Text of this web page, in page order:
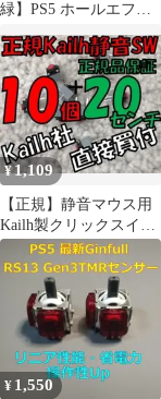
緑】PS5 ホールエフェ
クセンサー
¥1,109
【正規】静音マウス用
Kailh製クリックスイッ
チ１０ケ＋２０cm
MUTE ③
¥ 1,550